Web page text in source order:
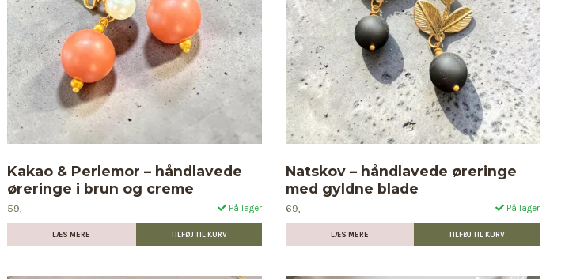
Kakao & Perlemor – håndlavede
øreringe i brun og creme
59,- På lager
LÆS MERE
Natskov – håndlavede øreringe
med gyldne blade
69,- På lager
LÆS MERE